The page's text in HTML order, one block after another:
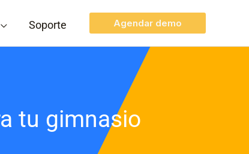
Soporte Agendar demo
tu gimnasio